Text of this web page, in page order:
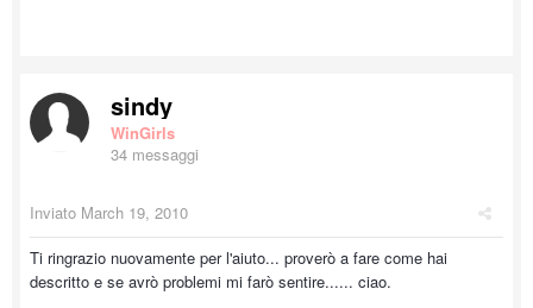
sindy
WinGirls
34 messaggi
Inviato March 19, 2010
Ti ringrazio nuovamente per l'aiuto... proverò a fare come hai
descritto e se avrò problemi mi farò sentire...... ciao.